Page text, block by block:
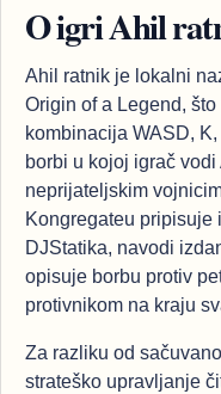
O igri Ahil
Ahil ratnik je lokalni
Origin of a Legend,
kombinacija WASD,
borbi u kojoj igrač
neprijateljskim
Kongregateu pripisuje
DJStatika, navodi
opisuje borbu protiv
protivnikom na kraju
Za razliku od
strateško upravljanje